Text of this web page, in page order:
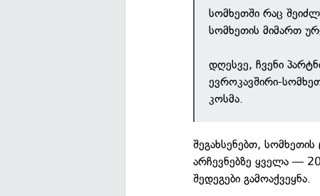
სომხეთში რაც
სომხეთის მიმართ
დღესვე, ჩვენი
ევროკავშირი-
კოსმა.
შეგახსენებთ,
არჩევნებზე ყველა —
შედეგები გამოაქვეყნა.